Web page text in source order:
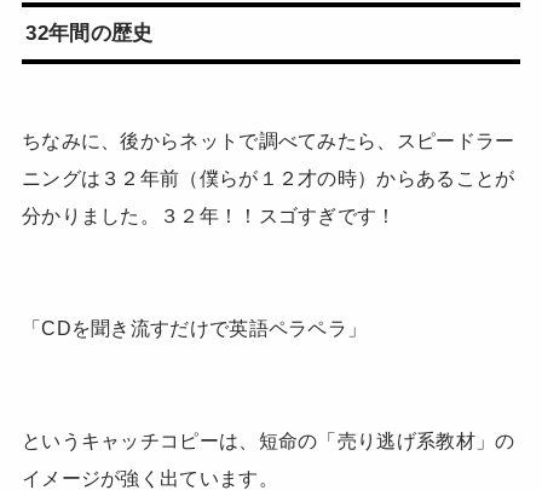
32年間の歴史
ちなみに、後からネットで調べてみたら、スピードラー
ニングは３２年前（僕らが１２才の時）からあることが
分かりました。３２年！！スゴすぎです！
「CDを聞き流すだけで英語ペラペラ」
というキャッチコピーは、短命の「売り逃げ系教材」の
イメージが強く出ています。